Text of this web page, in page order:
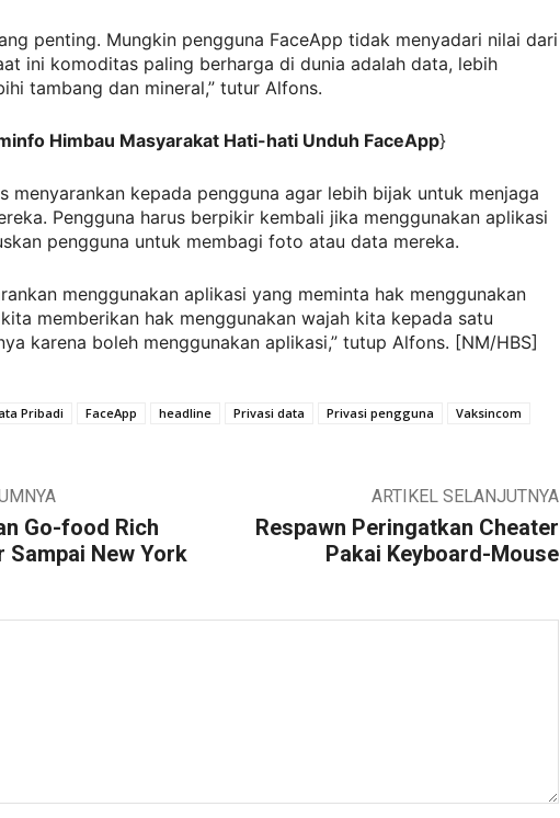
penting. Mungkin pengguna FaceApp tidak menyadari nilai dari
ini komoditas paling berharga di dunia adalah data, lebih
tambang dan mineral,” tutur Alfons.
Himbau Masyarakat Hati-hati Unduh FaceApp}
menyarankan kepada pengguna agar lebih bijak untuk menjaga
Pengguna harus berpikir kembali jika menggunakan aplikasi
pengguna untuk membagi foto atau data mereka.
menggunakan aplikasi yang meminta hak menggunakan
memberikan hak menggunakan wajah kita kepada satu
karena boleh menggunakan aplikasi,” tutup Alfons. [NM/HBS]
Pribadi FaceApp headline Privasi data Privasi pengguna
Vaksincom
Go-food Rich
Sampai New York
ARTIKEL SELANJUTNYA
Respawn Peringatkan Cheater
Pakai Keyboard-Mouse